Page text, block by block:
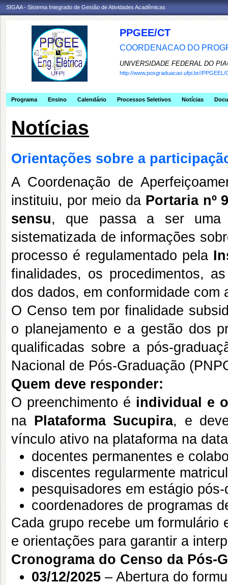
SIGAA - Sistema Integrado de Gestão de Atividades Acadêmicas
PPGEE/CT
COORDENACAO DO
UNIVERSIDADE FEDERAL DO
http://www.posgraduacao.ufpi.br//PPGEEL/
Programa Ensino Calendário Processos Seletivos Notícias
Notícias
Orientações sobre a
A Coordenação de
instituiu, por meio da Portaria nº
sensu, que passa a ser uma
sistematizada de informações
processo é regulamentado pela
finalidades, os procedimentos,
dos dados, em conformidade com
O Censo tem por finalidade
o planejamento e a gestão dos
qualificadas sobre a pós-
Nacional de Pós-Graduação
Quem deve responder:
O preenchimento é individual e
na Plataforma Sucupira, e
vínculo ativo na plataforma na
docentes permanentes e
discentes regularmente
pesquisadores em estágio
coordenadores de programas
Cada grupo recebe um
e orientações para garantir a
Cronograma do Censo da Pós-
03/12/2025 – Abertura do